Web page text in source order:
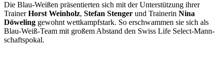
Die Blau-Weißen präsentierten sich mit der Unter­stützung ihrer
TrainerHorst Wein­holz, Stefan Stenger und Trainerin Nina
Döweling gewohnt wett­kampf­stark. So erschwammen sie sich als
Blau-Weiß-Team mit großem Abstand den Swiss Life Select-Mann­
schafts­pokal.